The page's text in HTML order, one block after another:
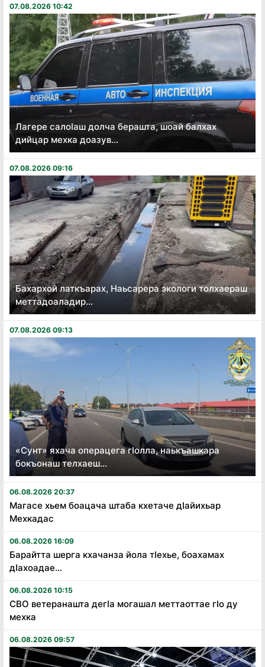
07.08.2026 10:42
Лагере салоӏаш долча берашта, шоай балхах
дийцар мехка доазув...
07.08.2026 09:16
Бахархой латкъарах, Наьсарера экологи толхаераш
меттадоаладир...
07.08.2026 09:13
«Сунт» яхача операцега гӏолла, наькъашкара
бокъонаш телхаеш...
06.08.2026 20:37
Магасе хьем боацача штаба кхетаче дӏайихьар
Мехкадас
06.08.2026 16:09
Барайтта шерга кхачанза йола тӏехье, боахамах
дӏахоадае...
06.08.2026 10:15
СВО ветеранашта дегӏа могашал меттаоттае гӏо ду
мехка
06.08.2026 09:57